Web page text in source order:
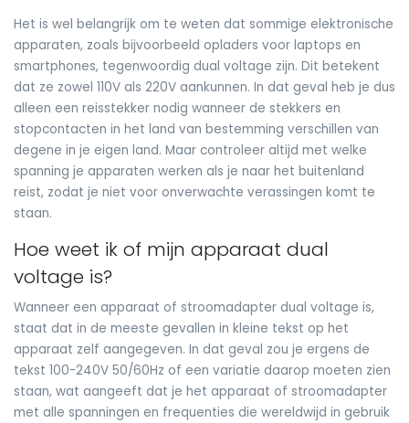
Het is wel belangrijk om te weten dat sommige elektronische
apparaten, zoals bijvoorbeeld opladers voor laptops en
smartphones, tegenwoordig dual voltage zijn. Dit betekent
dat ze zowel 110V als 220V aankunnen. In dat geval heb je dus
alleen een reisstekker nodig wanneer de stekkers en
stopcontacten in het land van bestemming verschillen van
degene in je eigen land. Maar controleer altijd met welke
spanning je apparaten werken als je naar het buitenland
reist, zodat je niet voor onverwachte verassingen komt te
staan.
Hoe weet ik of mijn apparaat dual
voltage is?
Wanneer een apparaat of stroomadapter dual voltage is,
staat dat in de meeste gevallen in kleine tekst op het
apparaat zelf aangegeven. In dat geval zou je ergens de
tekst 100-240V 50/60Hz of een variatie daarop moeten zien
staan, wat aangeeft dat je het apparaat of stroomadapter
met alle spanningen en frequenties die wereldwijd in gebruik